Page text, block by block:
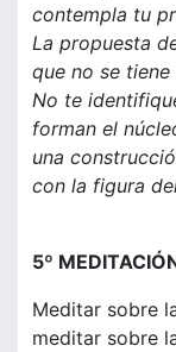
contempla tu
La propuesta
que no se
No te
forman el
una
con la figura
5º
Meditar sobre
meditar sobre